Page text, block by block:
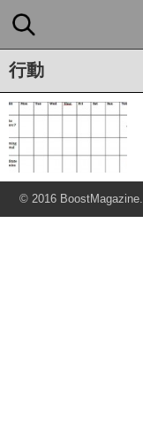
行動
© 2016 BoostMagazine.